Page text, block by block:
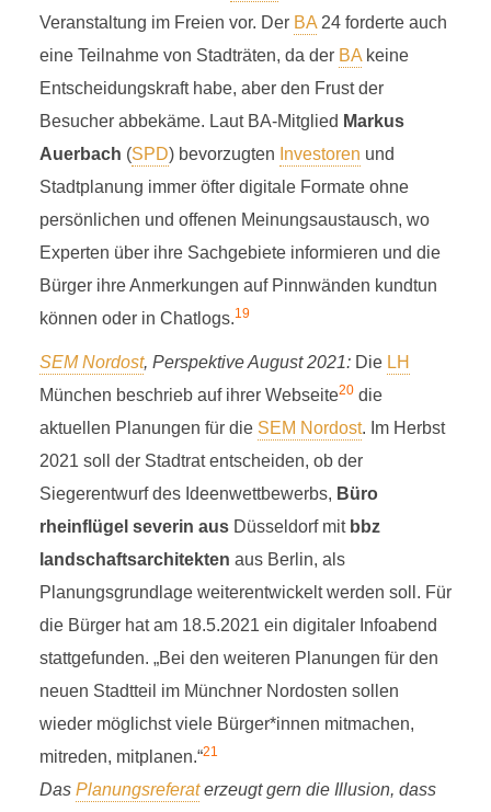
Veranstaltung im Freien vor. Der BA24 forderte auch
eine Teilnahme von Stadträten, da der BAkeine
Entscheidungskraft habe, aber den Frust der
Besucher abbekäme. Laut BA-Mitglied Markus
Auerbach (SPD) bevorzugten Investoren und
Stadtplanung immer öfter digitale Formate ohne
persönlichen und offenen Meinungsaustausch, wo
Experten über ihre Sachgebiete informieren und die
Bürger ihre Anmerkungen auf Pinnwänden kundtun
können oder in Chatlogs.19
SEM Nordost, Perspektive August 2021:Die LH
München beschrieb auf ihrer Webseite20die
aktuellen Planungen für die SEM Nordost. Im Herbst
2021 soll der Stadtrat entscheiden, ob der
Siegerentwurf des Ideenwettbewerbs, Büro
rheinflügel severin aus Düsseldorf mit bbz
landschaftsarchitekten aus Berlin, als
Planungsgrundlage weiterentwickelt werden soll. Für
die Bürger hat am 18.5.2021 ein digitaler Infoabend
stattgefunden. „Bei den weiteren Planungen für den
neuen Stadtteil im Münchner Nordosten sollen
wieder möglichst viele Bürger*innen mitmachen,
mitreden, mitplanen.“21
Das Planungsreferaterzeugt gern die Illusion, dass